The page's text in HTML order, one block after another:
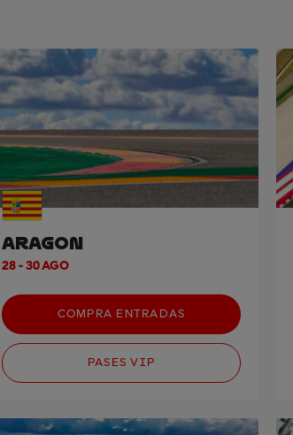
ARAGON
28 - 30 AGO
COMPRA ENTRADAS
PASES VIP